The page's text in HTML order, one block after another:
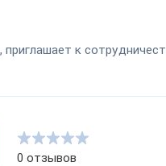
к
0 отзывов